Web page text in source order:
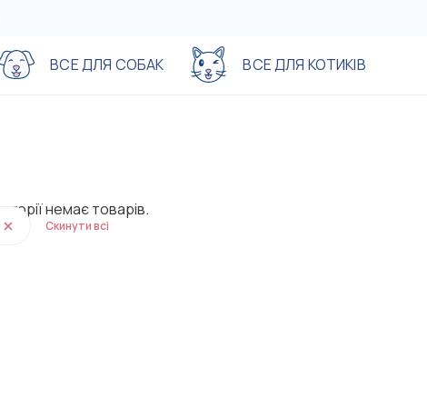
ВСЕ ДЛЯ СОБАК ВСЕ ДЛЯ КОТИКІВ
Скинути всі
немає товарів.